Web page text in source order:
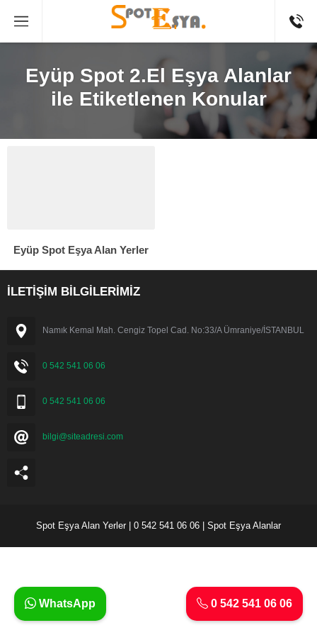
Eyüp Spot 2.El Eşya Alanlar
ile Etiketlenen Konular
Eyüp Spot Eşya Alan Yerler
İLETİŞİM BİLGİLERİMİZ
Namık Kemal Mah. Cengiz Topel Cad. No:33/A Ümraniye/İSTANBUL
0 542 541 06 06
0 542 541 06 06
bilgi@siteadresi.com
Spot Eşya Alan Yerler | 0 542 541 06 06 | Spot Eşya Alanlar
0 542 541 06 06
WhatsApp